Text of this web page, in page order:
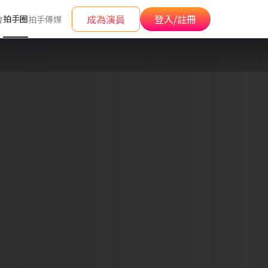
拍手圈拍手傳媒 成為演員 登入/註冊